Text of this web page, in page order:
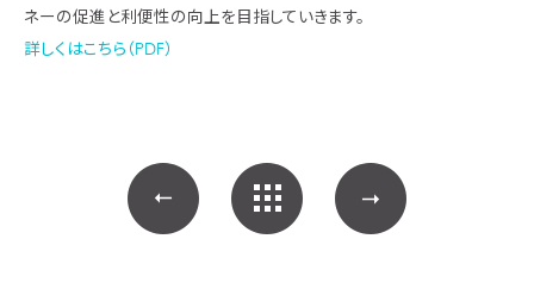
ネーの促進と利便性の向上を目指していきます。
詳しくはこちら（PDF）